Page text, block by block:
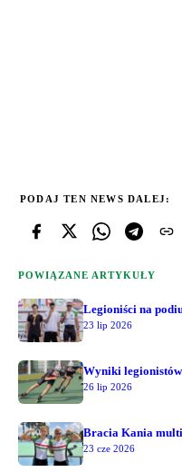
PODAJ TEN NEWS DALEJ:
POWIĄZANE ARTYKUŁY
Legioniści na
23 lip 2026
Wyniki legionistów
26 lip 2026
Bracia Kania
23 cze 2026